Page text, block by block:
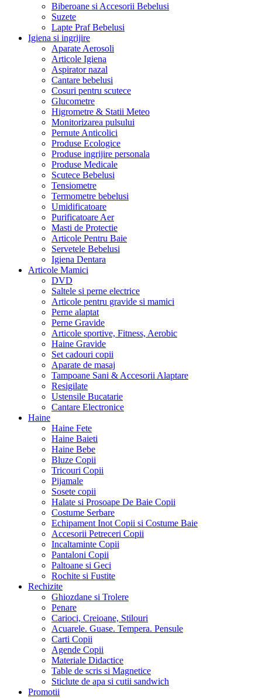
Biberoane si Accesorii Bebelusi
Suzete
Lapte Praf Bebelusi
Igiena si ingrijire
Aparate Aerosoli
Articole Igiena
Aspirator nazal
Cantare bebelusi
Cosuri pentru scutece
Glucometre
Higrometre & Statii Meteo
Monitorizarea pulsului
Pernute Anticolici
Produse Ecologice
Produse ingrijire personala
Produse Medicale
Scutece Bebelusi
Tensiometre
Termometre bebelusi
Umidificatoare
Purificatoare Aer
Masti de Protectie
Articole Pentru Baie
Servetele Bebelusi
Igiena Dentara
Articole Mamici
DVD
Saltele si perne electrice
Articole pentru gravide si mamici
Perne alaptat
Perne Gravide
Articole sportive, Fitness, Aerobic
Haine Gravide
Set cadouri copii
Aparate de masaj
Tampoane Sani & Accesorii Alaptare
Resigilate
Ustensile Bucatarie
Cantare Electronice
Haine
Haine Fete
Haine Baieti
Haine Bebe
Bluze Copii
Tricouri Copii
Pijamale
Sosete copii
Halate si Prosoape De Baie Copii
Costume Serbare
Echipament Inot Copii si Costume Baie
Accesorii Petreceri Copii
Incaltaminte Copii
Pantaloni Copii
Paltoane si Geci
Rochite si Fustite
Rechizite
Ghiozdane si Trolere
Penare
Carioci, Creioane, Stilouri
Acuarele. Guase. Tempera. Pensule
Carti Copii
Agende Copii
Materiale Didactice
Table de scris si Magnetice
Sticlute de apa si cutii sandwich
Promotii